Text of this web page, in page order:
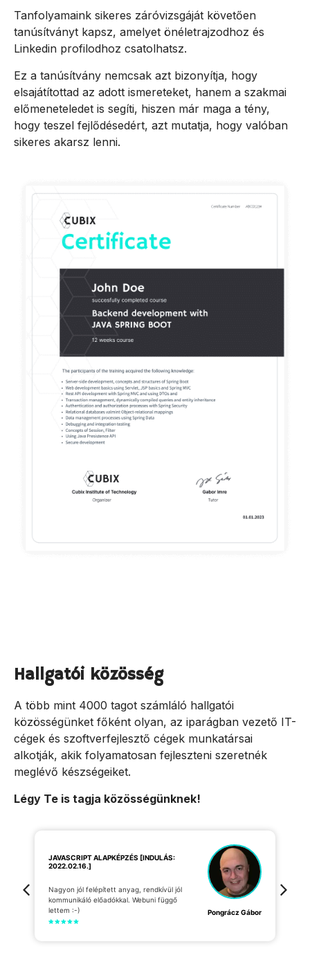
Tanfolyamaink sikeres záróvizsgáját követően
tanúsítványt kapsz, amelyet önéletrajzodhoz és
Linkedin profilodhoz csatolhatsz.
Ez a tanúsítvány nemcsak azt bizonyítja, hogy
elsajátítottad az adott ismereteket, hanem a szakmai
előmeneteledet is segíti, hiszen már maga a tény,
hogy teszel fejlődésedért, azt mutatja, hogy valóban
sikeres akarsz lenni.
Hallgatói közösség
A több mint 4000 tagot számláló hallgatói
közösségünket főként olyan, az iparágban vezető IT-
cégek és szoftverfejlesztő cégek munkatársai
alkotják, akik folyamatosan fejleszteni szeretnék
meglévő készségeiket.
Légy Te is tagja közösségünknek!
JAVASCRIPT ALAPKÉPZÉS [INDULÁS:
2022.02.16.]
Nagyon jól felépített anyag, rendkívül jól
kommunikáló előadókkal. Webuni függő
lettem :-)
Pongrácz Gábor